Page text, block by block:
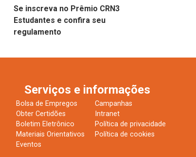
Se inscreva no Prêmio CRN3
Estudantes e confira seu
regulamento
Serviços e informações
Bolsa de Empregos
Obter Certidões
Boletim Eletrônico
Materiais Orientativos
Eventos
Campanhas
Intranet
Política de privacidade
Política de cookies